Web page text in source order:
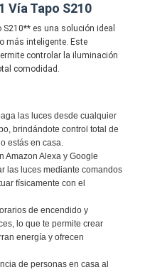
Vía Tapo S210
es una solución ideal
más inteligente. Este
controlar la iluminación
comodidad.
las luces desde cualquier
brindándote control total de
estás en casa.
Amazon Alexa y Google
las luces mediante comandos
físicamente con el
de encendido y
lo que te permite crear
energía y ofrecen
de personas en casa al